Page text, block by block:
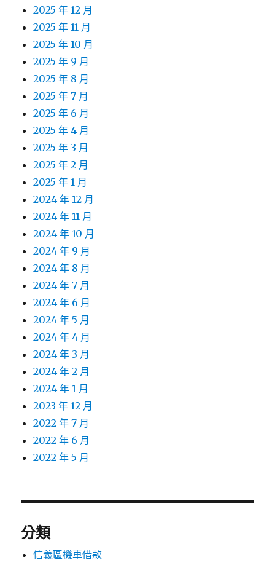
2025 年 12 月
2025 年 11 月
2025 年 10 月
2025 年 9 月
2025 年 8 月
2025 年 7 月
2025 年 6 月
2025 年 4 月
2025 年 3 月
2025 年 2 月
2025 年 1 月
2024 年 12 月
2024 年 11 月
2024 年 10 月
2024 年 9 月
2024 年 8 月
2024 年 7 月
2024 年 6 月
2024 年 5 月
2024 年 4 月
2024 年 3 月
2024 年 2 月
2024 年 1 月
2023 年 12 月
2022 年 7 月
2022 年 6 月
2022 年 5 月
分類
信義區機車借款